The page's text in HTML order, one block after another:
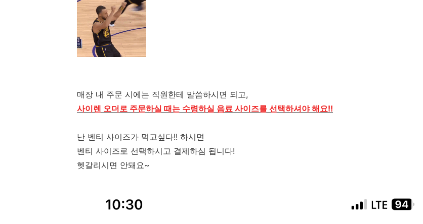
매장 내 주문 시에는 직원한테 말씀하시면 되고,
사이렌 오더로 주문하실 때는 수령하실 음료 사이즈를 선택하셔야 해요!!
난 벤티 사이즈가 먹고싶다!! 하시면
벤티 사이즈로 선택하시고 결제하심 됩니다!
헷갈리시면 안돼요~